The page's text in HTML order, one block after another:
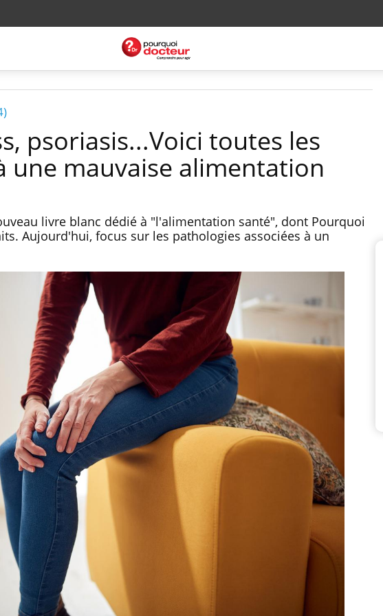
psoriasis...Voici toutes les
une mauvaise alimentation
livre blanc dédié à "l'alimentation santé", dont Pourquoi
Aujourd'hui, focus sur les pathologies associées à un
La sieste empêche-t-elle
de dormir la nuit ?
VIH : la fin du comprimé
tous les jours se profile-t-
elle enfin ?
Pourquoi votre ventre
gâche-t-il les premiers
jours de vos vacances ?
Le Viagra pourrait-il
freiner la propagation du
Pourquoi manger moins